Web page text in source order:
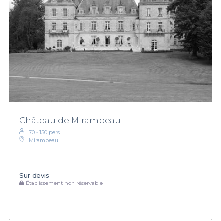
Château de Mirambeau
70 - 150 pers.
Mirambeau
Sur devis
Établissement non réservable